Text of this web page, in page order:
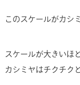
このスケールがカシ
スケールが大きいほ
カシミヤはチクチク